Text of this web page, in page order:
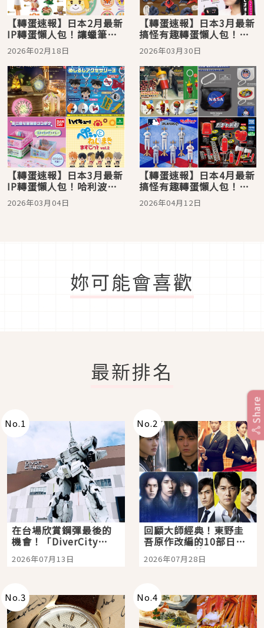
【轉蛋速報】日本2月最新
IP轉蛋懶人包！讓蠟筆小
新時鐘陪你度過可愛日常
2026年02月18日
【轉蛋速報】日本3月最新
搞怪有趣轉蛋懶人包！酒
醉的工地猩猩也太好笑
2026年03月30日
【轉蛋速報】日本3月最新
IP轉蛋懶人包！哈利波特
「青蛙巧克力」點燈超可
愛
2026年03月04日
【轉蛋速報】日本4月最新
搞怪有趣轉蛋懶人包！擬
人番茄醬超鬧
2026年04月12日
妳可能會喜歡
最新排名
No.1
在台場欣賞鋼彈最後的
機會！「DiverCity
Tokyo Plaza」搭船、
購物、美食及夜景，一
2026年07月13日
No.2
回顧大師經典！東野圭
吾原作改編的10部日本
影視作品推薦
2026年07月28日
No.3 No.4
Share